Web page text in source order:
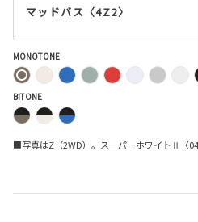
マッドバス〈4Z2〉
MONOTONE
BITONE
■写真はZ（2WD）。スーパーホワイトⅡ〈